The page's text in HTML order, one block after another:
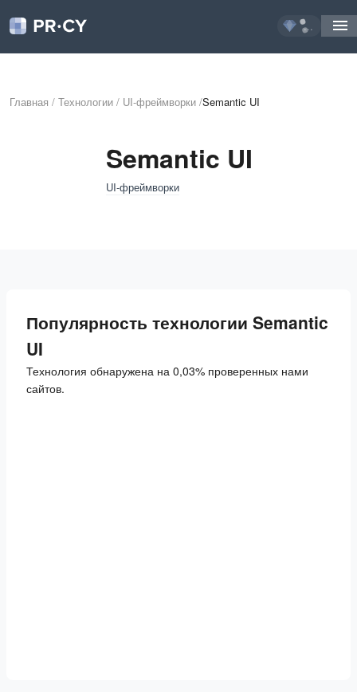
...
Главная / Технологии / UI-фреймворки /Semantic UI
Semantic UI
UI-фреймворки
Популярность технологии Semantic
UI
Технология обнаружена на 0,03% проверенных нами
сайтов.